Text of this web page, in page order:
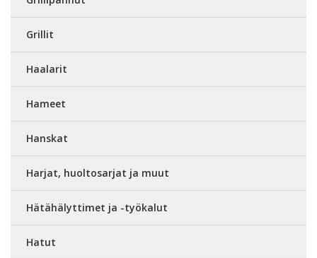
Grillit
Haalarit
Hameet
Hanskat
Harjat, huoltosarjat ja muut
Hätähälyttimet ja -työkalut
Hatut